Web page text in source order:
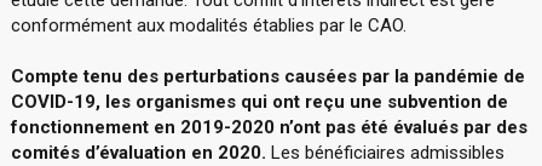
conformément aux modalités établies par le CAO.
Compte tenu des perturbations causées par la pandémie de
COVID-19, les organismes qui ont reçu une subvention de
fonctionnement en 2019-2020 n’ont pas été évalués par des
comités d’évaluation en 2020. Les bénéficiaires admissibles